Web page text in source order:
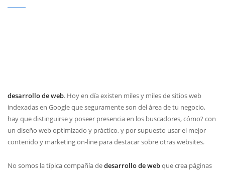
desarrollo de web. Hoy en día existen miles y miles de sitios web
indexadas en Google que seguramente son del área de tu negocio,
hay que distinguirse y poseer presencia en los buscadores, cómo? con
un diseño web optimizado y práctico, y por supuesto usar el mejor
contenido y marketing on-line para destacar sobre otras websites.
No somos la típica compañía dedesarrollo de webque crea páginas